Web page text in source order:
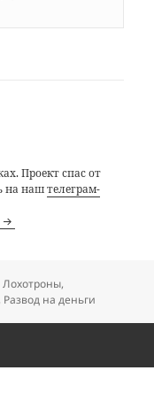
Проект спас от
на наштелеграм-
Лохотроны,
Развод на деньги